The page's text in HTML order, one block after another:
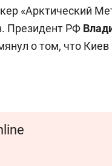
«Арктический
Президент РФ
о том, что